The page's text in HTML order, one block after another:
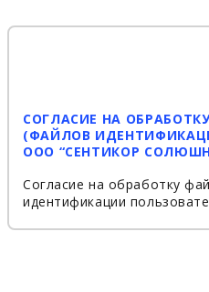
СОГЛАСИЕ НА ОБРАБОТКУ
(ФАЙЛОВ
ООО “СЕНТИКОР
Согласие на обработку
идентификации